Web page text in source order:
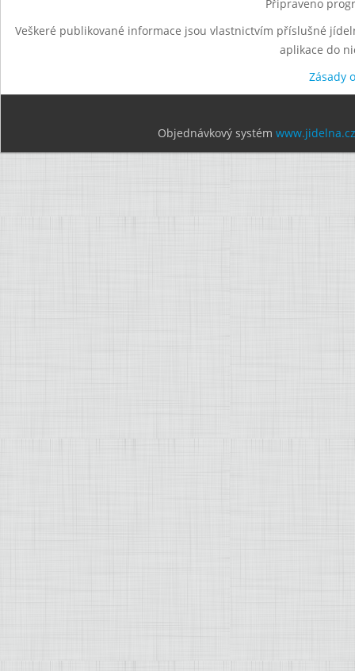
Připraveno
Veškeré publikované informace jsou vlastnictvím příslušné
aplikace do
Zásady
Objednávkový systém www.jidelna.cz